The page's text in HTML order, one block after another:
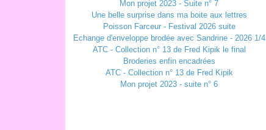
Mon projet 2023 - Suite n° 7
Une belle surprise dans ma boite aux lettres
Poisson Farceur - Festival 2026 suite
Echange d'enveloppe brodée avec Sandrine - 2026 1/4
ATC - Collection n° 13 de Fred Kipik le final
Broderies enfin encadrées
ATC - Collection n° 13 de Fred Kipik
Mon projet 2023 - suite n° 6